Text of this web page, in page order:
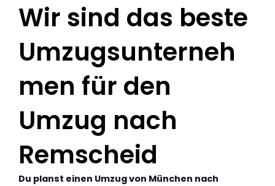
Wir sind das beste
Umzugsunterneh
men für den
Umzug nach
Remscheid
Du planst einen Umzug von München nach